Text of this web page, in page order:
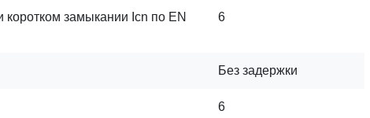
замыкании Icn по EN
6
Без задержки
6